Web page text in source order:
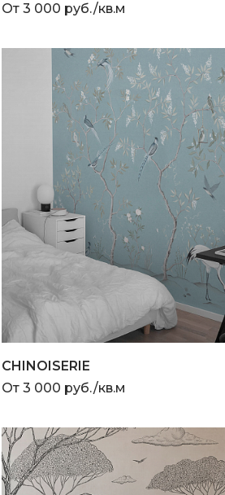
От 3 000 руб./кв.м
CHINOISERIE
От 3 000 руб./кв.м